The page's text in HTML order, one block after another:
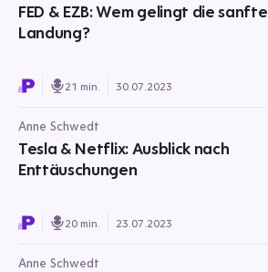
FED & EZB: Wem gelingt die sanfte
Landung?
21 min. 30.07.2023
Anne Schwedt
Tesla & Netflix: Ausblick nach
Enttäuschungen
20 min. 23.07.2023
Anne Schwedt